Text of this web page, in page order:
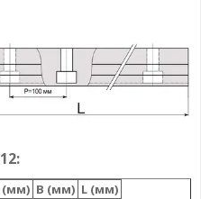
(мм) B (мм) L (мм)